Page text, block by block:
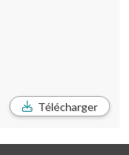
Télécharger